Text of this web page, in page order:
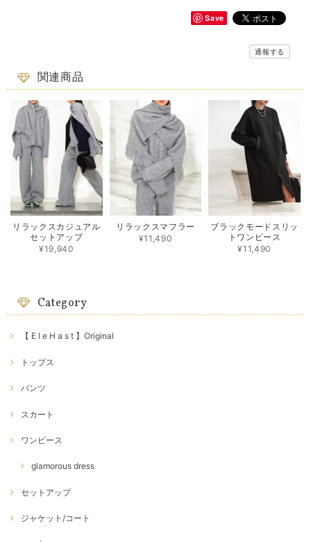
Save
通報する
関連商品
リラックスカジュアル
セットアップ
¥19,940
リラックスマフラー
¥11,490
ブラックモードスリッ
トワンピース
¥11,490
Category
【 E l e H a s t 】Original
トップス
パンツ
スカート
ワンピース
glamorous dress
セットアップ
ジャケット/コート